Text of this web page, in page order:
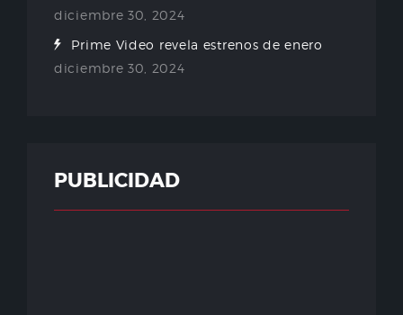
diciembre 30, 2024
Prime Video revela estrenos de enero
diciembre 30, 2024
PUBLICIDAD